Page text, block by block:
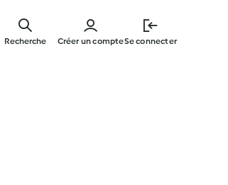
main
Créer un compteSe connecter
Recherche